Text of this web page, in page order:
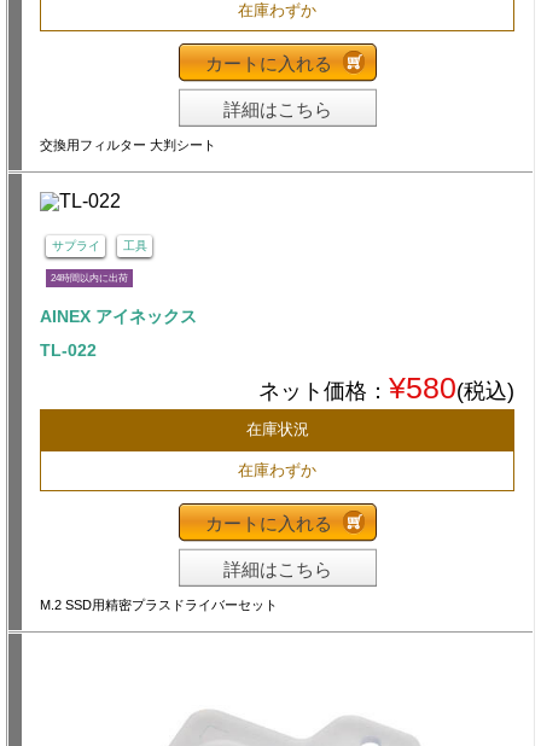
在庫わずか
カートに入れる
詳細はこちら
交換用フィルター 大判シート
サプライ 工具
24時間以内に出荷
AINEX アイネックス
TL-022
ネット価格： ¥580(税込)
在庫状況
在庫わずか
カートに入れる
詳細はこちら
M.2 SSD用精密プラスドライバーセット